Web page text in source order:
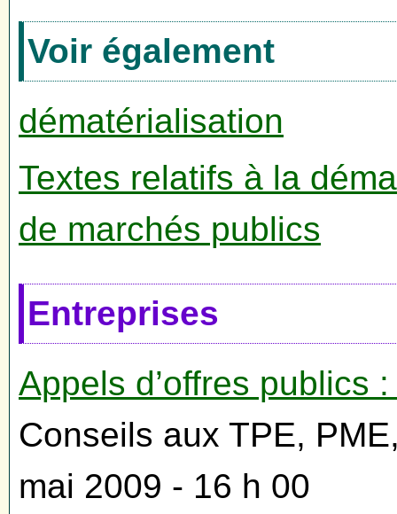
Voir également
dématérialisation
Textes relatifs à la
de marchés publics
Entreprises
Appels d’offres publics
Conseils aux TPE,
mai 2009 - 16 h 00